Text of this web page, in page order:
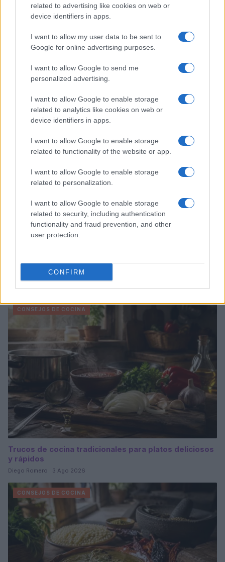
related to advertising like cookies on web or
device identifiers in apps.
I want to allow my user data to be sent to
Google for online advertising purposes.
I want to allow Google to send me
personalized advertising.
I want to allow Google to enable storage
related to analytics like cookies on web or
device identifiers in apps.
I want to allow Google to enable storage
related to functionality of the website or app.
I want to allow Google to enable storage
related to personalization.
I want to allow Google to enable storage
related to security, including authentication
functionality and fraud prevention, and other
user protection.
CONFIRM
Sigue leyendo
Medidas, iluminación y almacenamiento para una isla
de cocina funcional
Lucía Fernández · 3 Ago 2026
CONSEJOS DE COCINA
Trucos de cocina tradicionales para platos deliciosos
y rápidos
Diego Romero · 3 Ago 2026
CONSEJOS DE COCINA